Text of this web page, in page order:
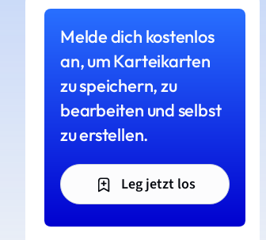
Melde dich kostenlos
an, um Karteikarten
zu speichern, zu
bearbeiten und selbst
zu erstellen.
Leg jetzt los